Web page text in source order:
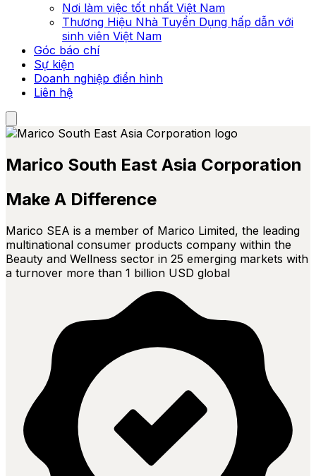
Nơi làm việc tốt nhất Việt Nam
Thương Hiệu Nhà Tuyển Dụng hấp dẫn với
sinh viên Việt Nam
Góc báo chí
Sự kiện
Doanh nghiệp điển hình
Liên hệ
Marico South East Asia Corporation
Make A Difference
Marico SEA is a member of Marico Limited, the leading
multinational consumer products company within the
Beauty and Wellness sector in 25 emerging markets with
a turnover more than 1 billion USD global